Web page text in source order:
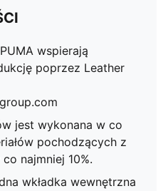
wspierają
poprzez Leather
jest wykonana w co
pochodzących z
najmniej 10%.
wkładka wewnętrzna